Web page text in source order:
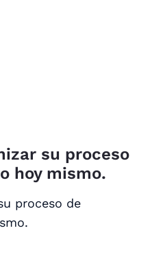
su proceso
hoy mismo.
proceso de